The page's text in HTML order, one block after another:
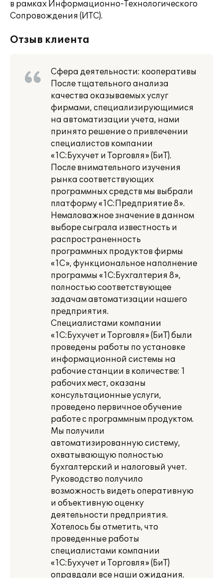
в рамках Информационно-Технологического
Сопровождения (ИТС).
Отзыв клиента
Сфера деятельности: кооперативы
После тщательного анализа
качества оказываемых услуг
фирмами, специализирующимися
на автоматизации учета, нами
принято решение о привлечении
специалистов компании
«1С:Бухучет и Торговля» (БиТ).
После внимательного изучения
рынка соответствующих
программных средств мы выбрали
платформу «1С:Предприятие 8».
Немаловажное значение в данном
выборе сыграла известность и
распространенность
программных продуктов фирмы
«1С», функциональное наполнение
программы «1С:Бухгалтерия 8»,
полностью соответствующее
задачам автоматизации нашего
предприятия.
Специалистами компании
«1С:Бухучет и Торговля» (БиТ) были
проведены работы по установке
информационной системы на
рабочие станции в количестве: 1
рабочих мест, оказаны
консультационные услуги,
проведено первичное обучение
работе с программным продуктом.
Мы получили
автоматизированную систему,
охватывающую полностью
бухгалтерский и налоговый учет.
Руководство получило
возможность видеть оперативную
и объективную оценку
деятельности предприятия.
Хотелось бы отметить, что
проведенные работы
специалистами компании
«1С:Бухучет и Торговля» (БиТ)
оправдали все наши ожидания.